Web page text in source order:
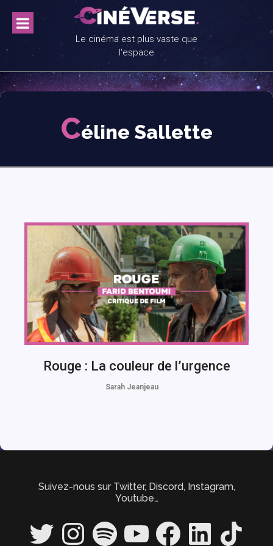
content
Le cinéma est plus vaste que
l'espace
Céline Sallette
Rouge : La couleur de l’urgence
Sarah Jeanjeau
Suivez-nous sur Twitter, Discord, Instagram,
Youtube…
Twitter InstagramSpotify YouTube FacebookLinkedIn TikTok